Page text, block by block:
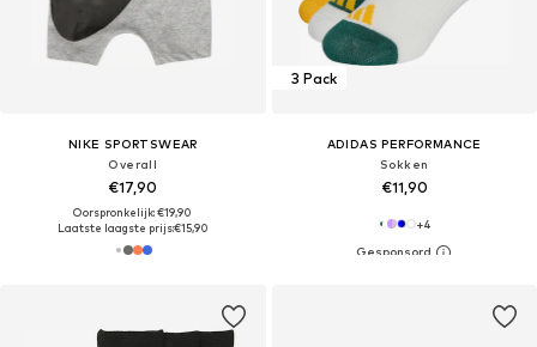
NIKE SPORTSWEAR
Overall
€17,90
Oorspronkelijk: €19,90
Laatste laagste prijs:€15,90
3 Pack
ADIDAS PERFORMANCE
Sokken
€11,90
+4